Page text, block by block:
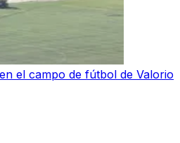
el campo de fútbol de Valorio